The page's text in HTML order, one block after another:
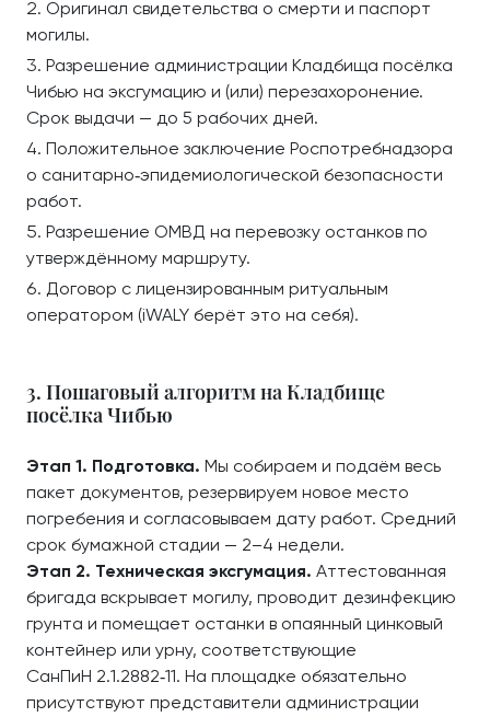
Оригинал свидетельства о смерти и паспорт
могилы.
Разрешение администрации Кладбища посёлка
Чибью на эксгумацию и (или) перезахоронение.
Срок выдачи — до 5 рабочих дней.
Положительное заключение Роспотребнадзора
о санитарно‑эпидемиологической безопасности
работ.
Разрешение ОМВД на перевозку останков по
утверждённому маршруту.
Договор с лицензированным ритуальным
оператором (iWALY берёт это на себя).
3. Пошаговый алгоритм на Кладбище
посёлка Чибью
Этап 1. Подготовка. Мы собираем и подаём весь
пакет документов, резервируем новое место
погребения и согласовываем дату работ. Средний
срок бумажной стадии — 2–4 недели.
Этап 2. Техническая эксгумация. Аттестованная
бригада вскрывает могилу, проводит дезинфекцию
грунта и помещает останки в опаянный цинковый
контейнер или урну, соответствующие
СанПиН 2.1.2882‑11. На площадке обязательно
присутствуют представители администрации